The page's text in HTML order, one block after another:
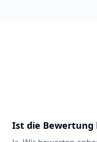
Ist die Bewertung